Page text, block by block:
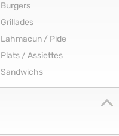
Burgers
Grillades
Lahmacun / Pide
Plats / Assiettes
Sandwichs